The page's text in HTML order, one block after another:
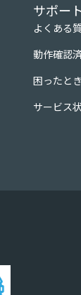
サポート
よくある
動作確認
困ったと
サービス